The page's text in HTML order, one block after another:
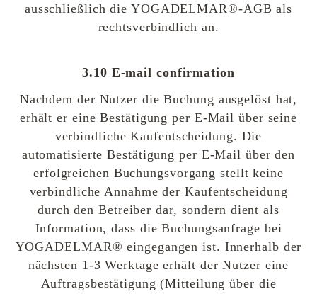
ausschließlich die YOGADELMAR®-AGB als
rechtsverbindlich an.
3.10 E-mail confirmation
Nachdem der Nutzer die Buchung ausgelöst hat,
erhält er eine Bestätigung per E-Mail über seine
verbindliche Kaufentscheidung. Die
automatisierte Bestätigung per E-Mail über den
erfolgreichen Buchungsvorgang stellt keine
verbindliche Annahme der Kaufentscheidung
durch den Betreiber dar, sondern dient als
Information, dass die Buchungsanfrage bei
YOGADELMAR® eingegangen ist. Innerhalb der
nächsten 1-3 Werktage erhält der Nutzer eine
Auftragsbestätigung (Mitteilung über die